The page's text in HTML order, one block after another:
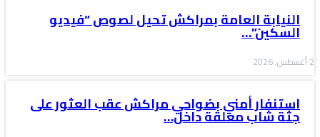
النيابة العامة بمراكش تحيل لصوص “فيديو
السكين”…
2 أغسطس, 2026
استنفار أمني بضواحي مراكش عقب العثور على
جثة شاب معلقة داخل…